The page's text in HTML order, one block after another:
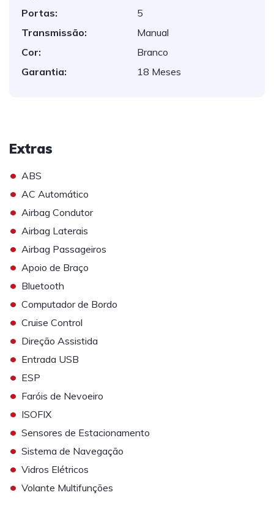
Portas:
5
Transmissão:
Manual
Cor:
Branco
Garantia:
18 Meses
Extras
• ABS
• AC Automático
• Airbag Condutor
• Airbag Laterais
• Airbag Passageiros
• Apoio de Braço
• Bluetooth
• Computador de Bordo
• Cruise Control
• Direção Assistida
• Entrada USB
• ESP
• Faróis de Nevoeiro
• ISOFIX
• Sensores de Estacionamento
• Sistema de Navegação
• Vidros Elétricos
• Volante Multifunções